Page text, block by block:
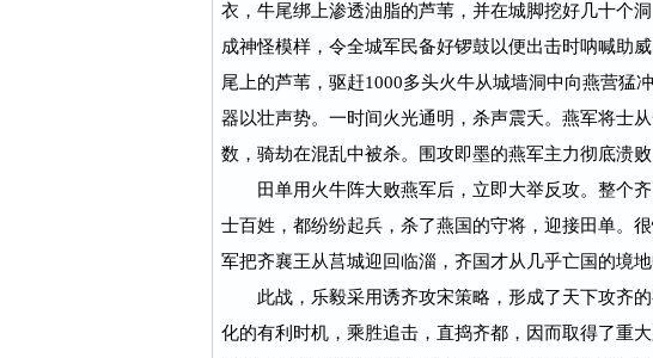
衣，牛尾绑上渗透油脂的芦苇，并在城脚挖好几十个
成神怪模样，令全城军民备好锣鼓以便出击时呐喊助
尾上的芦苇，驱赶1000多头火牛从城墙洞中向燕营猛
器以壮声势。一时间火光通明，杀声震夭。燕军将士
数，骑劫在混乱中被杀。围攻即墨的燕军主力彻底溃败
田单用火牛阵大败燕军后，立即大举反攻。整个齐
士百姓，都纷纷起兵，杀了燕国的守将，迎接田单。
军把齐襄王从莒城迎回临淄，齐国才从几乎亡国的境地
此战，乐毅采用诱齐攻宋策略，形成了天下攻齐的
化的有利时机，乘胜追击，直捣齐都，因而取得了重